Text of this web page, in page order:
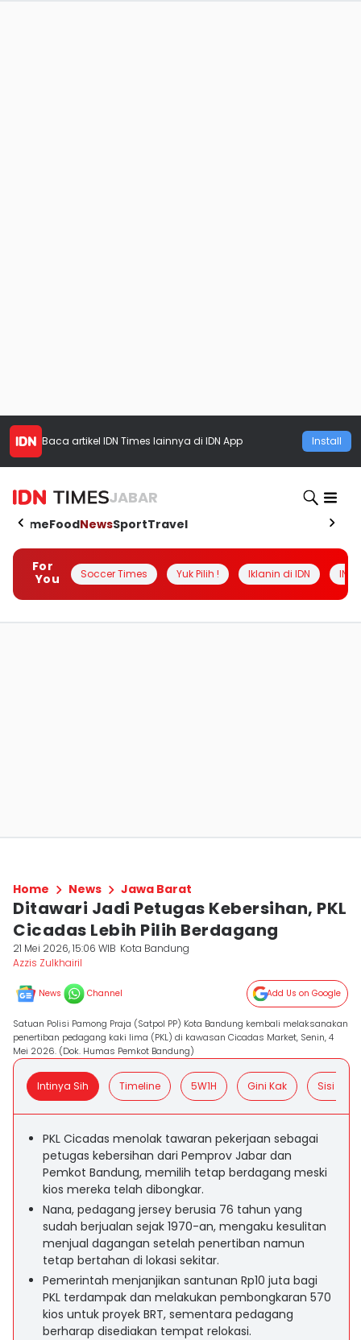
Baca artikel IDN Times lainnya di IDN App Install
JABAR
HomeFoodNewsSportTravel
For
You
Soccer Times Yuk Pilih ! Iklanin di IDN
Home News Jawa Barat
Ditawari Jadi Petugas Kebersihan, PKL
Cicadas Lebih Pilih Berdagang
21 Mei 2026, 15:06 WIB Kota Bandung
Azzis Zulkhairil
News Channel Add Us on Google
Satuan Polisi Pamong Praja (Satpol PP) Kota Bandung kembali melaksanakan
penertiban pedagang kaki lima (PKL) di kawasan Cicadas Market, Senin, 4
Mei 2026. (Dok. Humas Pemkot Bandung)
Intinya Sih Timeline 5W1H Gini Kak Sisi
PKL Cicadas menolak tawaran pekerjaan sebagai
petugas kebersihan dari Pemprov Jabar dan
Pemkot Bandung, memilih tetap berdagang meski
kios mereka telah dibongkar.
Nana, pedagang jersey berusia 76 tahun yang
sudah berjualan sejak 1970-an, mengaku kesulitan
menjual dagangan setelah penertiban namun
tetap bertahan di lokasi sekitar.
Pemerintah menjanjikan santunan Rp10 juta bagi
PKL terdampak dan melakukan pembongkaran 570
kios untuk proyek BRT, sementara pedagang
berharap disediakan tempat relokasi.